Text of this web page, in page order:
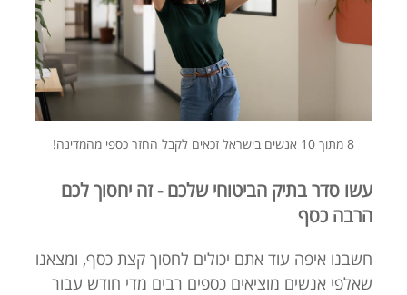
8 מתוך 10 אנשים בישראל זכאים לקבל החזר כספי מהמדינה!
עשו סדר בתיק הביטוחי שלכם - זה יחסוך לכם
הרבה כסף
חשבנו איפה עוד אתם יכולים לחסוך קצת כסף, ומצאנו
שאלפי אנשים מוציאים כספים רבים מדי חודש עבור